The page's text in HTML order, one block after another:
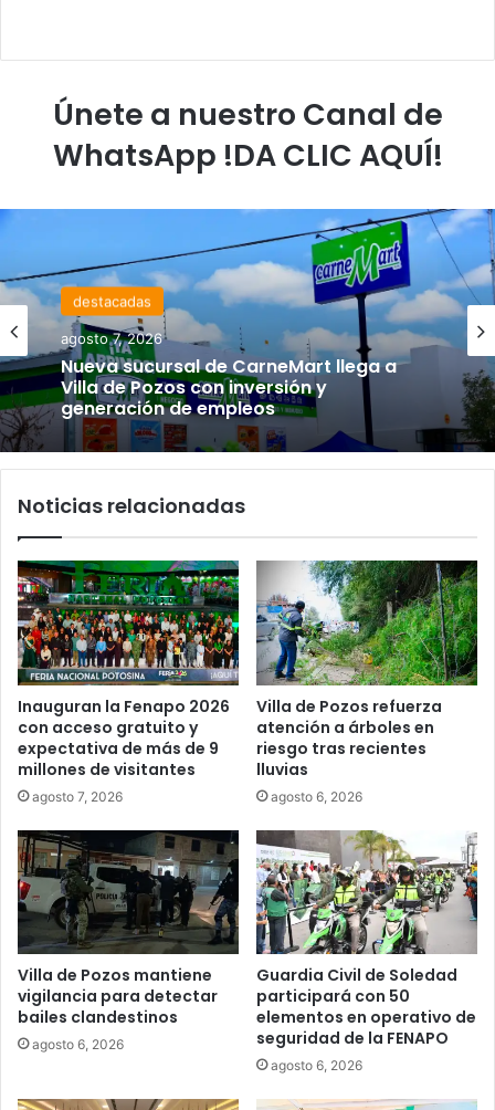
Únete a nuestro Canal de
WhatsApp !DA CLIC AQUÍ!
destacadas
agosto 7, 2026
Nueva sucursal de CarneMart llega a
Villa de Pozos con inversión y
generación de empleos
Noticias relacionadas
Inauguran la Fenapo 2026
con acceso gratuito y
expectativa de más de 9
millones de visitantes
agosto 7, 2026
Villa de Pozos refuerza
atención a árboles en
riesgo tras recientes
lluvias
agosto 6, 2026
Villa de Pozos mantiene
vigilancia para detectar
bailes clandestinos
agosto 6, 2026
Guardia Civil de Soledad
participará con 50
elementos en operativo de
seguridad de la FENAPO
agosto 6, 2026